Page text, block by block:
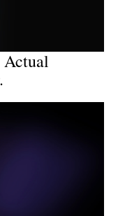
Actual